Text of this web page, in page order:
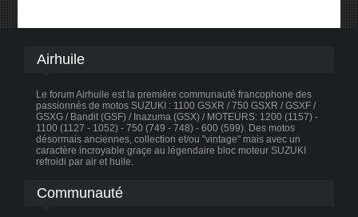
Airhuile
Le forum Airhuile est la première communauté francophone des
passionnés de motos SUZUKI : 1100 GSXR / 750 GSXR / GSXF /
GSXG / Bandit (GSF) / Inazuma (GSX) / MOTEURS: 1200 (1157) -
1100 (1127 - 1052) - 750 (749 - 748) - 600 (599). Des motos
désormais anciennes, collection et/ou "vintage" mais avec un
caractère incroyable graçe au légendaire bloc moteur SUZUKI
refroidi par air et huile.
Communauté